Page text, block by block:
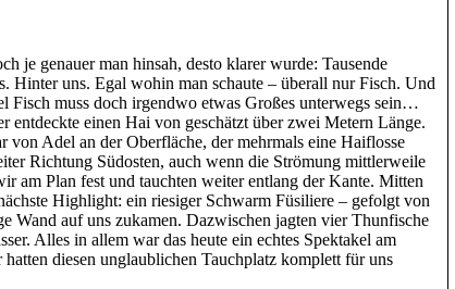
je genauer man hinsah, desto klarer wurde: Tausende
Hinter uns. Egal wohin man schaute – überall nur Fisch. Und
Fisch muss doch irgendwo etwas Großes unterwegs sein…
entdeckte einen Hai von geschätzt über zwei Metern Länge.
von Adel an der Oberfläche, der mehrmals eine Haiflosse
Richtung Südosten, auch wenn die Strömung mittlerweile
am Plan fest und tauchten weiter entlang der Kante. Mitten
Highlight: ein riesiger Schwarm Füsiliere – gefolgt von
Wand auf uns zukamen. Dazwischen jagten vier Thunfische
Alles in allem war das heute ein echtes Spektakel am
diesen unglaublichen Tauchplatz komplett für uns